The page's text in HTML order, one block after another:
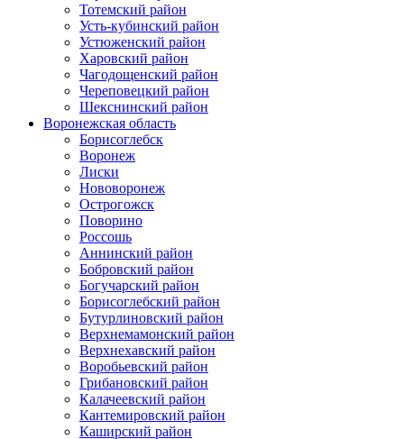
Тотемский район
Усть-кубинский район
Устюженский район
Харовский район
Чагодощенский район
Череповецкий район
Шекснинский район
Воронежская область
Борисоглебск
Воронеж
Лиски
Нововоронеж
Острогожск
Поворино
Россошь
Аннинский район
Бобровский район
Богучарский район
Борисоглебский район
Бутурлиновский район
Верхнемамонский район
Верхнехавский район
Воробьевский район
Грибановский район
Калачеевский район
Кантемировский район
Каширский район